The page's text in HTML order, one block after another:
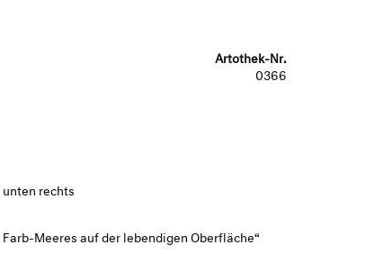
Artothek-Nr.
0366
rechts
Meeres auf der lebendigen Oberfläche“